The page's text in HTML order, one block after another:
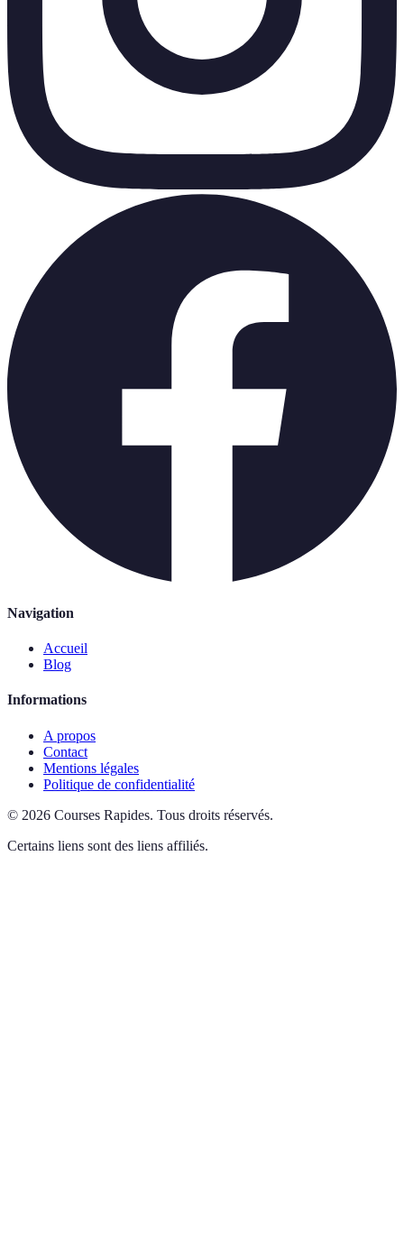
Navigation
Accueil
Blog
Informations
A propos
Contact
Mentions légales
Politique de confidentialité
© 2026 Courses Rapides. Tous droits réservés.
Certains liens sont des liens affiliés.